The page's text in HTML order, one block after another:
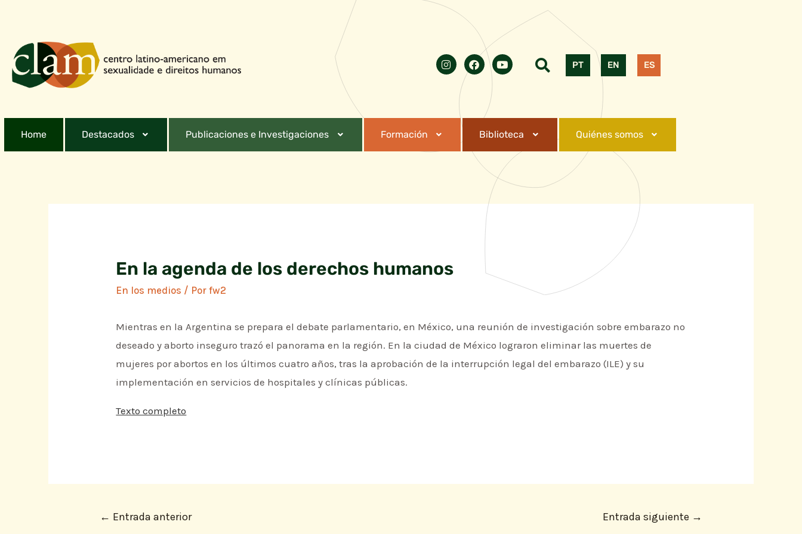
PT EN ES
Home Destacados Publicaciones e Investigaciones Formación Biblioteca Quiénes somos
En la agenda de los derechos humanos
En los medios / Porfw2
Mientras en la Argentina se prepara el debate parlamentario, en México, una reunión de investigación sobre embarazo no
deseado y aborto inseguro trazó el panorama en la región. En la ciudad de México lograron eliminar las muertes de
mujeres por abortos en los últimos cuatro años, tras la aprobación de la interrupción legal del embarazo (ILE) y su
implementación en servicios de hospitales y clínicas públicas.
Texto completo
← Entrada anterior Entrada siguiente →